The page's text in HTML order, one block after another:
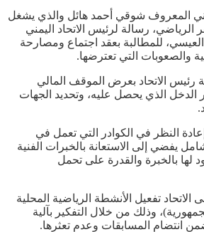
المعروف شوقي أحمد هائل والذي يشغل
رسالة لرئيس الاتحاد اليمني
للمطالبة بعقد اجتماع ومصارحة
والصعوبات التي تعترضها.
رئيس الاتحاد بعرض الموقف المالي
الدخل الذي يحصل عليه، وتحديد الجهات
النظر في الكوادر التي تعمل في
يفضي إلى الاستعانة بالخبرات الفنية
لها بالخبرة والقدرة على تحمل
تفعيل الأنشطة الرياضية المحلية
وذلك من خلال التفكير بآلية
انتضام المسابقات وعدم تعثرها.